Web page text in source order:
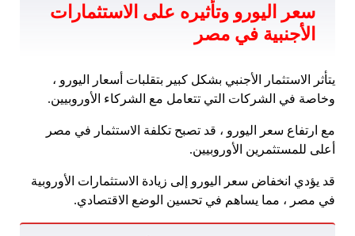
سعر اليورو وتأثيره على الاستثمارات
الأجنبية في مصر
يتأثر الاستثمار الأجنبي بشكل كبير بتقلبات أسعار اليورو ،
وخاصة في الشركات التي تتعامل مع الشركاء الأوروبيين.
مع ارتفاع سعر اليورو ، قد تصبح تكلفة الاستثمار في مصر
أعلى للمستثمرين الأوروبيين.
قد يؤدي انخفاض سعر اليورو إلى زيادة الاستثمارات الأوروبية
في مصر ، مما يساهم في تحسين الوضع الاقتصادي.